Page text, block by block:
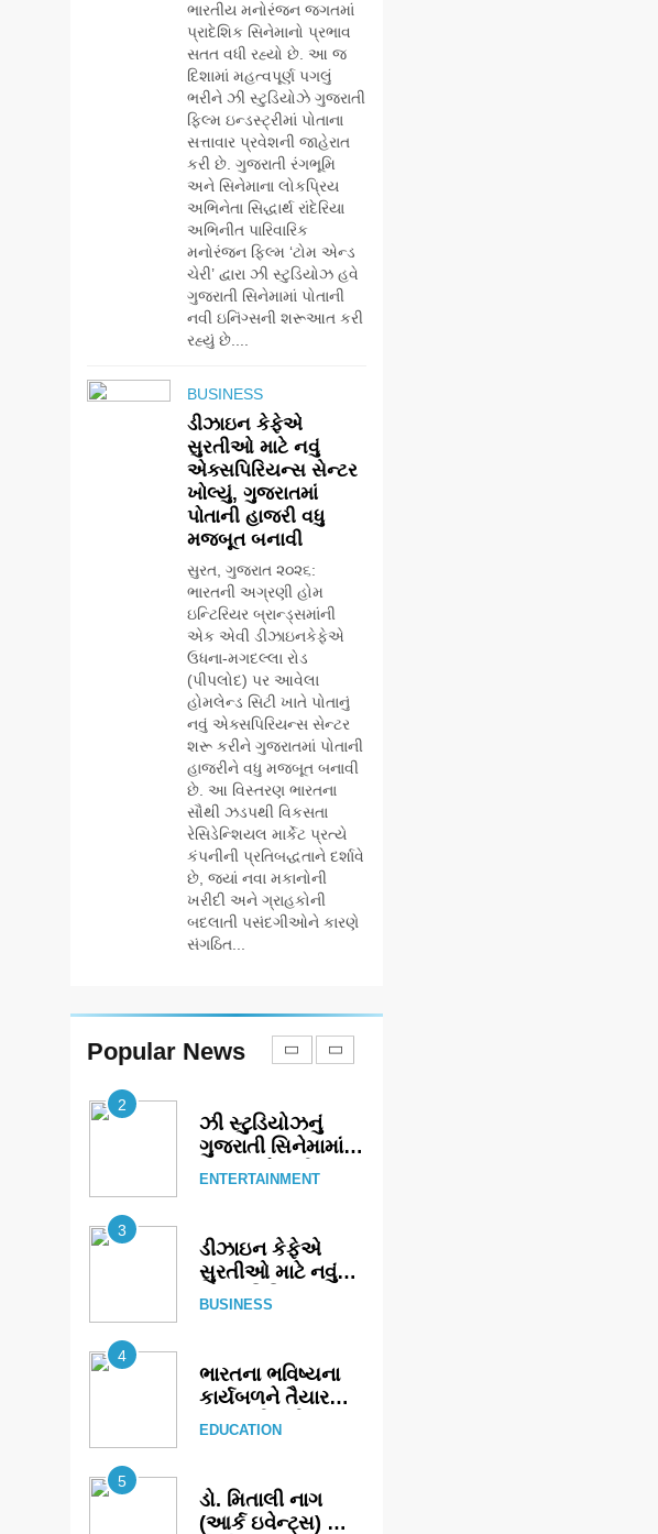
ભારતીય મનોરંજન જગતમાં
પ્રાદેશિક સિનેમાનો પ્રભાવ
સતત વધી રહ્યો છે. આ જ
દિશામાં મહત્વપૂર્ણ પગલું
ભરીને ઝી સ્ટુડિયોઝે ગુજરાતી
ફિલ્મ ઇન્ડસ્ટ્રીમાં પોતાના
સત્તાવાર પ્રવેશની જાહેરાત
કરી છે. ગુજરાતી રંગભૂમિ
અને સિનેમાના લોકપ્રિય
અભિનેતા સિદ્ધાર્થ રાંદેરિયા
અભિનીત પારિવારિક
મનોરંજન ફિલ્મ ‘ટોમ એન્ડ
ચેરી’ દ્વારા ઝી સ્ટુડિયોઝ હવે
ગુજરાતી સિનેમામાં પોતાની
નવી ઇનિંગ્સની શરૂઆત કરી
રહ્યું છે....
BUSINESS
ડીઝાઇન કેફેએ
સુરતીઓ માટે નવું
એક્સપિરિયન્સ સેન્ટર
ખોલ્યું, ગુજરાતમાં
પોતાની હાજરી વધુ
મજબૂત બનાવી
સુરત, ગુજરાત ૨૦૨૬:
ભારતની અગ્રણી હોમ
ઇન્ટિરિયર બ્રાન્ડ્સમાંની
એક એવી ડીઝાઇનકેફેએ
ઉધના-મગદલ્લા રોડ
(પીપલોદ) પર આવેલા
હોમલેન્ડ સિટી ખાતે પોતાનું
નવું એક્સપિરિયન્સ સેન્ટર
શરૂ કરીને ગુજરાતમાં પોતાની
હાજરીને વધુ મજબૂત બનાવી
છે. આ વિસ્તરણ ભારતના
સૌથી ઝડપથી વિકસતા
રેસિડેન્શિયલ માર્કેટ પ્રત્યે
કંપનીની પ્રતિબદ્ધતાને દર્શાવે
છે, જ્યાં નવા મકાનોની
ખરીદી અને ગ્રાહકોની
બદલાતી પસંદગીઓને કારણે
સંગઠિત...
Popular News
ડો. મિતાલી નાગ
(આર્ક ઇવેન્ટ્સ) દ્વારા
કિશોર કુમારની
જન્મજયંતિ નિમિત્તે
સંગીતમય
શ્રદ્ધાંજલિ
AHMEDABAD
177 દેશો અને 52
લાખ દર્શકો:
ગુજરાતી OTT
પ્લેટફોર્મ ‘જોજો’
(JOJO) નો
વિશ્વભરમાં દબદબો
BUSINESS
અમદાવાદમાં
યોજાયેલા ‘ઓકલ્ટ
કોન્ક્લેવ 2026’માં
ઈન્ટરનેશનલ ટેરોટ
રીડર પુનિતજી લુલ્લા
એ ટેરોટ કાર્ડ રીડિંગ
અંગે માહિતી આપી
AHMEDABAD
ગ્લોબલ એક્સેલન્સ
ફોરમ દ્વારા નેશનલ
લીડરશિપ કોન્કલેવ
તથા ભારત સમ્માન
નવી દિલ્હીમાં
સફળતાપૂર્વક
યોજાયો
BUSINESS
ગુજરાતી સિનેમામાં
એક્શન અને
રોમાંચનો એક તદ્દન
અંદાજ
ENTERTAINMENT
2
ઝી સ્ટુડિયોઝનું
ગુજરાતી સિનેમામાં
ગ્રાન્ડ એન્ટ્રી:
સાથે નવા યુગની
શરૂઆત
ENTERTAINMENT
3
ડીઝાઇન કેફેએ
સુરતીઓ માટે નવું
એક્સપિરિયન્સ
હાજરી વધુ મજબૂત
બનાવી
BUSINESS
4
ભારતના ભવિષ્યના
કાર્યબળને તૈયાર
કરતાં: ટીમલીઝ
સ્નાતકોને ડિગ્રી
એનાયત કરી
EDUCATION
5
ડો. મિતાલી નાગ
(આર્ક ઇવેન્ટ્સ) દ્વારા